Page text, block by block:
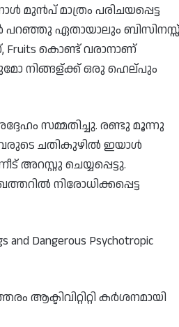
മാത്രം പരിചയപ്പെട്ട
പറഞ്ഞു ഏതായാലും
കൊണ്ട് വരാനാണ്
നിങ്ങള്ക്ക് ഒരു ഹെല്പും
സമ്മതിച്ചു. രണ്ടു മൂന്നു
ചതികുഴിൽ ഇയാൾ
അറസ്റ്റു ചെയ്യപ്പെട്ടു.
നിരോധിക്കപ്പെട്ട
and Dangerous Psychotropic
കർശനമായി